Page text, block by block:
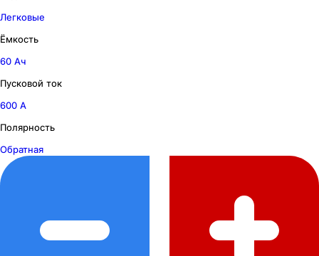
Легковые
Ёмкость
60 Ач
Пусковой ток
600 А
Полярность
Обратная